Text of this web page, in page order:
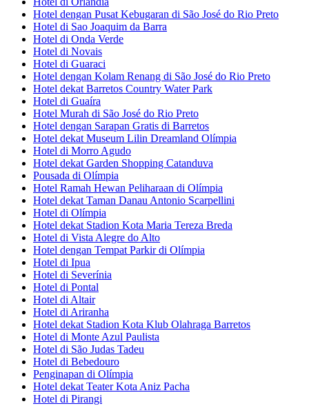
Hotel dengan Pusat Kebugaran di São José do Rio Preto
Hotel di Sao Joaquim da Barra
Hotel di Onda Verde
Hotel di Novais
Hotel di Guaraci
Hotel dengan Kolam Renang di São José do Rio Preto
Hotel dekat Barretos Country Water Park
Hotel di Guaíra
Hotel Murah di São José do Rio Preto
Hotel dengan Sarapan Gratis di Barretos
Hotel dekat Museum Lilin Dreamland Olímpia
Hotel di Morro Agudo
Hotel dekat Garden Shopping Catanduva
Pousada di Olímpia
Hotel Ramah Hewan Peliharaan di Olímpia
Hotel dekat Taman Danau Antonio Scarpellini
Hotel di Olímpia
Hotel dekat Stadion Kota Maria Tereza Breda
Hotel di Vista Alegre do Alto
Hotel dengan Tempat Parkir di Olímpia
Hotel di Ipua
Hotel di Severínia
Hotel di Pontal
Hotel di Altair
Hotel di Ariranha
Hotel dekat Stadion Kota Klub Olahraga Barretos
Hotel di Monte Azul Paulista
Hotel di São Judas Tadeu
Hotel di Bebedouro
Penginapan di Olímpia
Hotel dekat Teater Kota Aniz Pacha
Hotel di Pirangi